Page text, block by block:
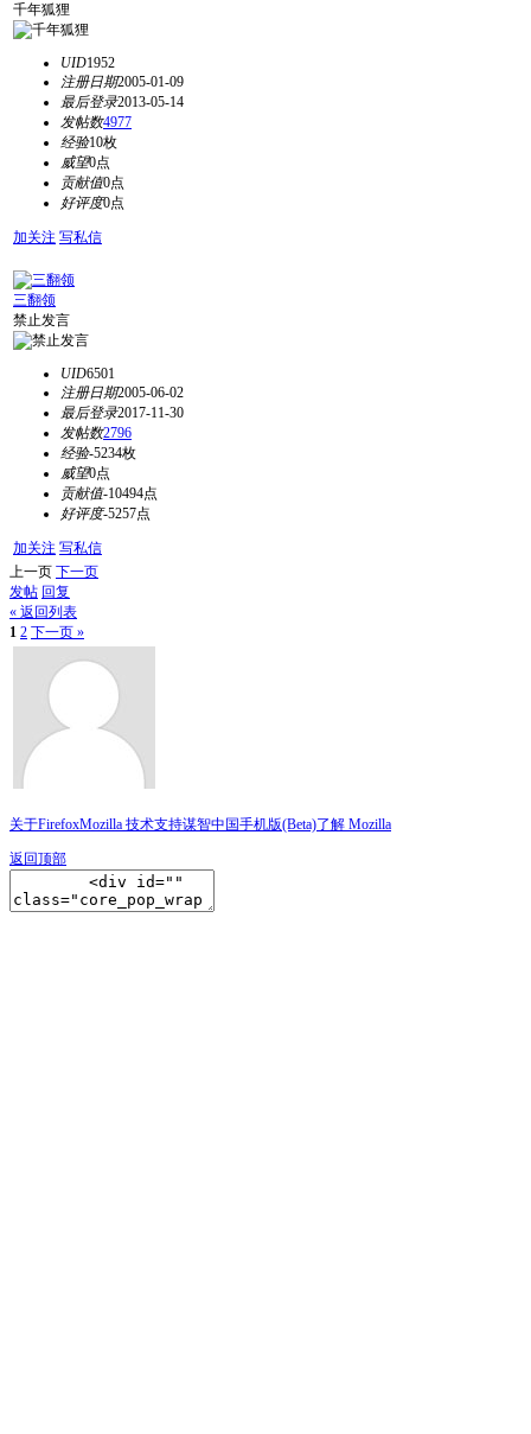
千年狐狸
UID1952
注册日期2005-01-09
最后登录2013-05-14
发帖数4977
经验10枚
威望0点
贡献值0点
好评度0点
加关注 写私信
三翻领
禁止发言
UID6501
注册日期2005-06-02
最后登录2017-11-30
发帖数2796
经验-5234枚
威望0点
贡献值-10494点
好评度-5257点
加关注 写私信
上一页 下一页
发帖 回复
« 返回列表
1 2 下一页 »
关于FirefoxMozilla 技术支持谋智中国手机版(Beta)了解 Mozilla
返回顶部